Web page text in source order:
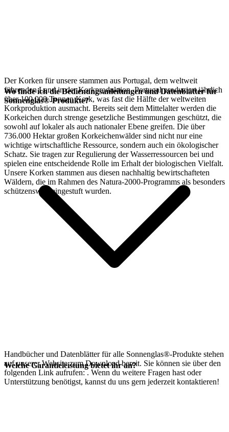
Der Korken für unsere stammen aus Portugal, dem weltweit
führenden Land in der Korkproduktion. Portugal produziert jährlich
über 100.000 Tonnen Kork, was fast die Hälfte der weltweiten
Korkproduktion ausmacht. Bereits seit dem Mittelalter werden die
Korkeichen durch strenge gesetzliche Bestimmungen geschützt, die
sowohl auf lokaler als auch nationaler Ebene greifen. Die über
736.000 Hektar großen Korkeichenwälder sind nicht nur eine
wichtige wirtschaftliche Ressource, sondern auch ein ökologischer
Schatz. Sie tragen zur Regulierung der Wasserressourcen bei und
spielen eine entscheidende Rolle im Erhalt der biologischen Vielfalt.
Unsere Korken stammen aus diesen nachhaltig bewirtschafteten
Wäldern, die im Rahmen des Natura-2000-Programms als besonders
schützenswert eingestuft wurden.
Wo finde ich die Bedienungsanleitungen und Datenblätter für
Sonnenglas®-Produkte?
Handbücher und Datenblätter für alle Sonnenglas®-Produkte stehen
auf unserer Website zum Download bereit. Sie können sie über den
folgenden Link aufrufen: . Wenn du weitere Fragen hast oder
Unterstützung benötigst, kannst du uns gern jederzeit kontaktieren!
Welche Garantieleistung bietet ihr an?